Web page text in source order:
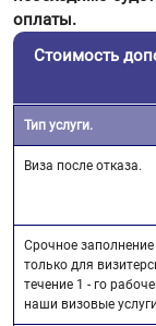
оплаты.
Стоимость
Тип услуги.
Виза после отказа.
Срочное
только для
течение 1 - го
наши визовые